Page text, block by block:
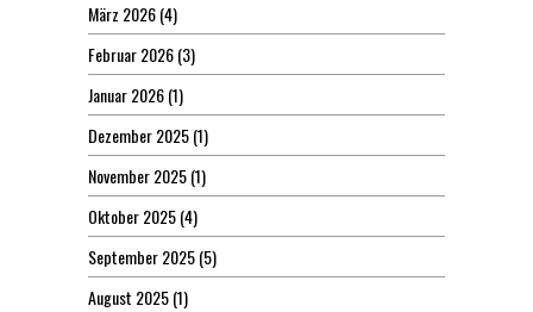
März 2026(4)
Februar 2026(3)
Januar 2026(1)
Dezember 2025(1)
November 2025(1)
Oktober 2025(4)
September 2025(5)
August 2025(1)